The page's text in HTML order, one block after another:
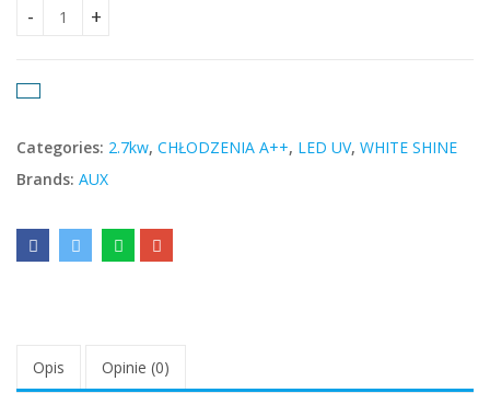
AUX C-Smart White 2.75 kW quantity
Categories: 2.7kw, CHŁODZENIA A++, LED UV, WHITE SHINE
Brands: AUX
Opis Opinie (0)